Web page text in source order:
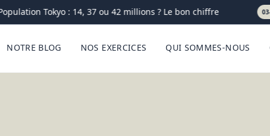
Tokyo : 14, 37 ou 42 millions ? Le bon chiffre 03-08
NOTRE BLOG NOS EXERCICES QUI SOMMES-NOUS